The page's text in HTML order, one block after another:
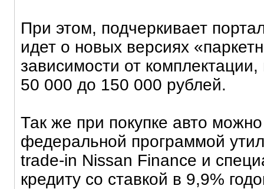
При этом, подчеркивает
идет о новых версиях
зависимости от
50 000 до 150 000 рублей.
Так же при покупке авто
федеральной программой
trade-in Nissan Finance и
кредиту со ставкой в 9,9%